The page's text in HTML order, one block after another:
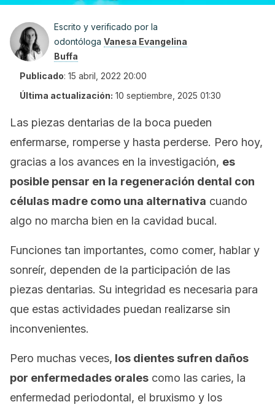
Escrito y verificado por la
odontóloga Vanesa Evangelina
Buffa
Publicado: 15 abril, 2022 20:00
Última actualización: 10 septiembre, 2025 01:30
Las piezas dentarias de la boca pueden
enfermarse, romperse y hasta perderse. Pero hoy,
gracias a los avances en la investigación, es
posible pensar en la regeneración dental con
células madre como una alternativa cuando
algo no marcha bien en la cavidad bucal.
Funciones tan importantes, como comer, hablar y
sonreír, dependen de la participación de las
piezas dentarias. Su integridad es necesaria para
que estas actividades puedan realizarse sin
inconvenientes.
Pero muchas veces, los dientes sufren daños
por enfermedades orales como las caries, la
enfermedad periodontal, el bruxismo y los